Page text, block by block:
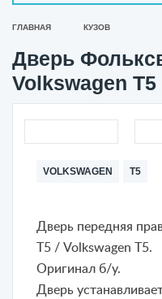
ГЛАВНАЯ КУЗОВ
Дверь
Volkswagen T5
VOLKSWAGEN T5
Дверь передняя
Т5 / Volkswagen T5.
Оригинал б/у.
Дверь